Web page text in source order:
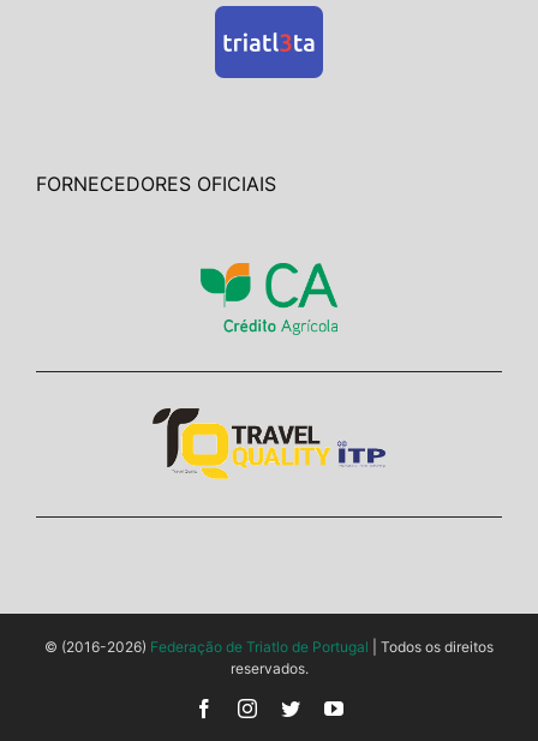
FORNECEDORES OFICIAIS
© (2016-2026) Federação de Triatlo de Portugal | Todos os direitos
reservados.
FacebookInstagram
TwitterYouTube